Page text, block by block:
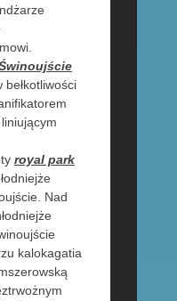
royal park
Nad
kalokagatia